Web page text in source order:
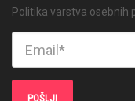
Politika varstva osebnih